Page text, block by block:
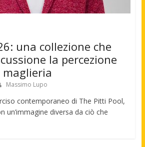
una collezione che
la percezione
maglieria
Massimo Lupo
contemporaneo di The Pitti Pool,
un’immagine diversa da ciò che